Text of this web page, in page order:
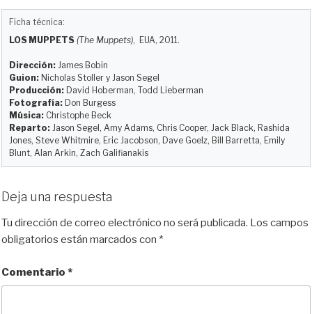
u
s
k
y
o
d
o
n
b
o
o
k
i
t
l
a
t
i
Ficha técnica:
LOS MUPPETS (The Muppets), EUA, 2011.
Dirección: James Bobin
Guion: Nicholas Stoller y Jason Segel
Producción: David Hoberman, Todd Lieberman
Fotografía: Don Burgess
Música: Christophe Beck
Reparto: Jason Segel, Amy Adams, Chris Cooper, Jack Black, Rashida
Jones, Steve Whitmire, Eric Jacobson, Dave Goelz, Bill Barretta, Emily
Blunt, Alan Arkin, Zach Galifianakis
Deja una respuesta
Tu dirección de correo electrónico no será publicada. Los campos
obligatorios están marcados con *
Comentario *